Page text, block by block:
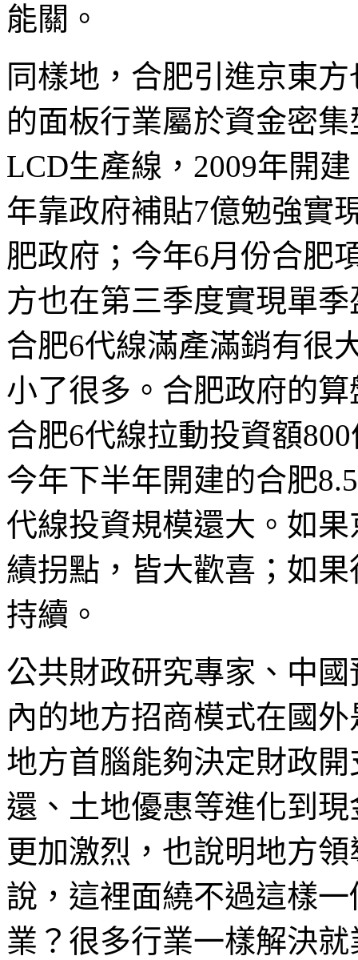
能關。
同樣地，合肥引進京東
的面板行業屬於資金密
LCD生產線，2009年開
年靠政府補貼7億勉強實
肥政府；今年6月份合肥
方也在第三季度實現單
合肥6代線滿產滿銷有很
小了很多。合肥政府的
合肥6代線拉動投資額
今年下半年開建的合肥
代線投資規模還大。如
績拐點，皆大歡喜；如
持續。
公共財政研究專家、中
內的地方招商模式在國
地方首腦能夠決定財政
還、土地優惠等進化到
更加激烈，也說明地方
說，這裡面繞不過這樣
業？很多行業一樣解決